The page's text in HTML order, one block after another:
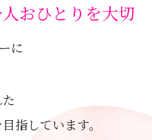
人おひとりを大切
に
指しています。